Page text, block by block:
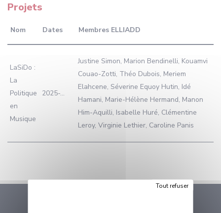
Projets
Nom Dates Membres ELLIADD
LaSiDo :
La
Politique
en
Musique
2025-...
Justine Simon, Marion Bendinelli, Kouamvi
Couao-Zotti, Théo Dubois, Meriem
Elahcene, Séverine Equoy Hutin, Idé
Hamani, Marie-Hélène Hermand, Manon
Him-Aquilli, Isabelle Huré, Clémentine
Leroy, Virginie Lethier, Caroline Panis
Tout refuser